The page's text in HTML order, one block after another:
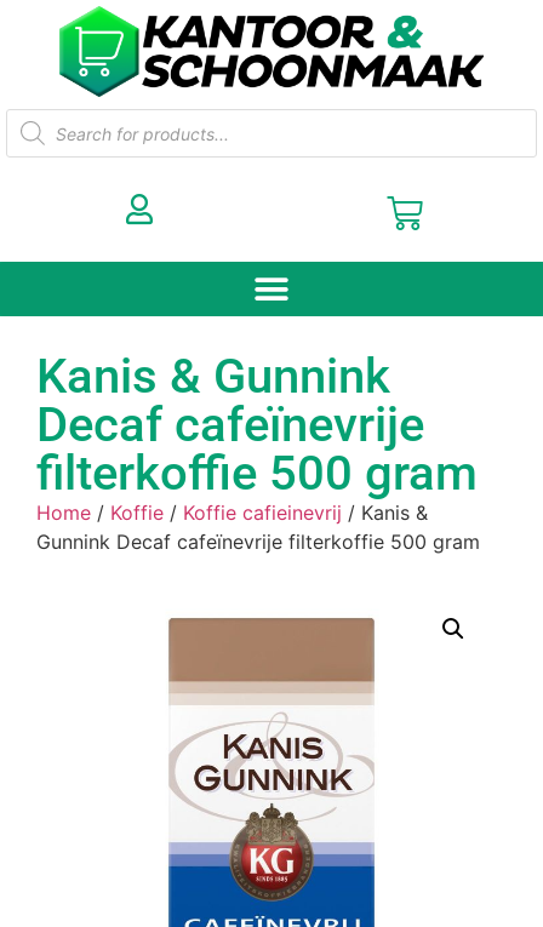
Kanis & Gunnink
Decaf cafeïnevrije
filterkoffie 500 gram
Home / Koffie / Koffie cafieinevrij / Kanis &
Gunnink Decaf cafeïnevrije filterkoffie 500 gram